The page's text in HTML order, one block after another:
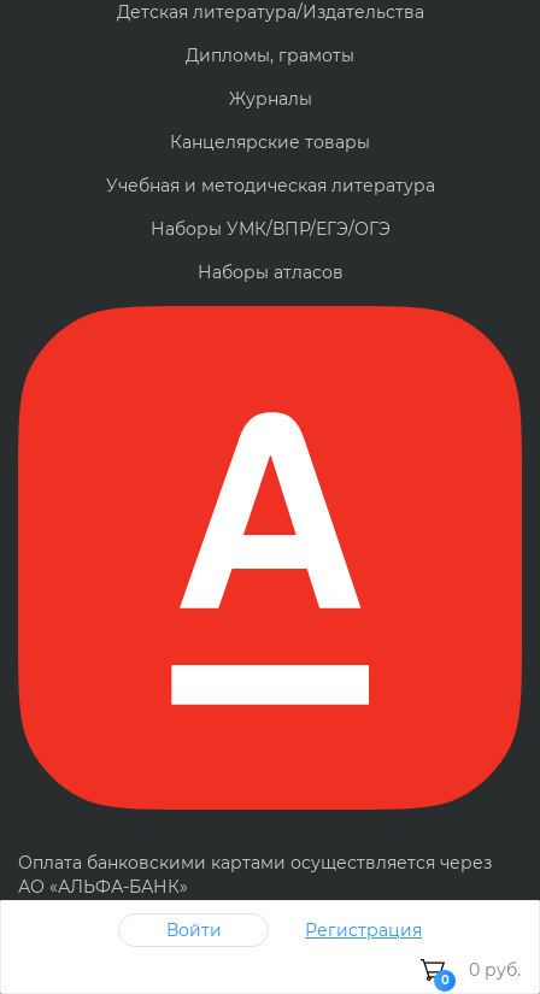
Детская литература/Издательства
Дипломы, грамоты
Журналы
Канцелярские товары
Учебная и методическая литература
Наборы УМК/ВПР/ЕГЭ/ОГЭ
Наборы атласов
Оплата банковскими картами осуществляется через
АО «АЛЬФА-БАНК»
Войти
Регистрация
0 0 руб.